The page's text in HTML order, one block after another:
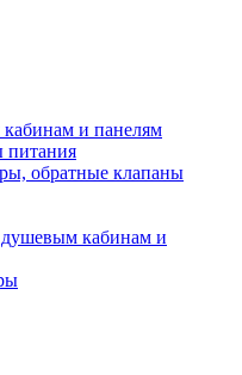
и панелям
питания
обратные клапаны
кабинам и